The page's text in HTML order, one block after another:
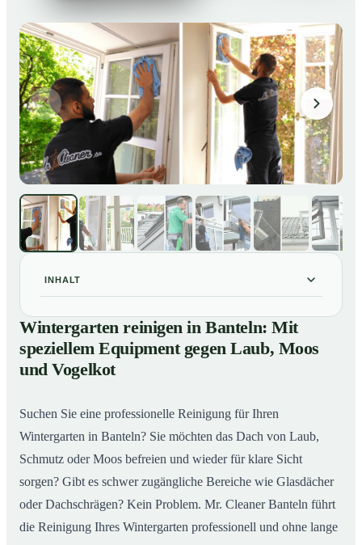
INHALT
Wintergarten reinigen in Banteln: Mit speziellem
Equipment gegen Laub, Moos und Vogelkot
02 So läuft eine professionelle Reinigung eines
Wintergarten in Banteln ab
Wintergarten reinigen in Banteln: Mit
speziellem Equipment gegen Laub, Moos
und Vogelkot
Suchen Sie eine professionelle Reinigung für Ihren
Wintergarten in Banteln? Sie möchten das Dach von Laub,
Schmutz oder Moos befreien und wieder für klare Sicht
sorgen? Gibt es schwer zugängliche Bereiche wie Glasdächer
oder Dachschrägen? Kein Problem. Mr. Cleaner Banteln führt
die Reinigung Ihres Wintergarten professionell und ohne lange